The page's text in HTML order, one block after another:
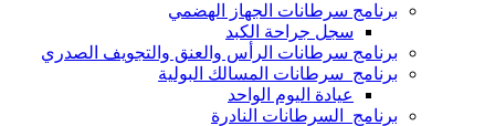
برنامج سرطانات الجهاز الهضمي
سجل جراحة الكبد
برنامج سرطانات الرأس والعنق والتجويف الصدري
برنامج سرطانات المسالك البولية
عيادة اليوم الواحد
برنامج السرطانات النادرة